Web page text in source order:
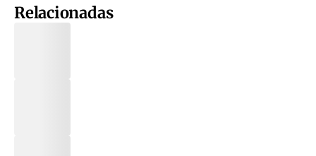
Relacionadas